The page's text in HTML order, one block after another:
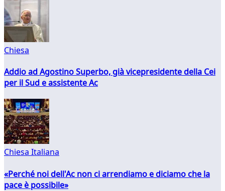
Chiesa
Addio ad Agostino Superbo, già vicepresidente della Cei
per il Sud e assistente Ac
Chiesa Italiana
«Perché noi dell'Ac non ci arrendiamo e diciamo che la
pace è possibile»